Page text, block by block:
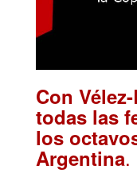
Con
todas las
los
Argentina.